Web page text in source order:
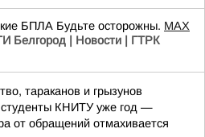
БПЛА Будьте осторожны. МАХ
Белгород | Новости | ГТРК
тараканов и грызунов
КНИТУ уже год —
от обращений отмахивается